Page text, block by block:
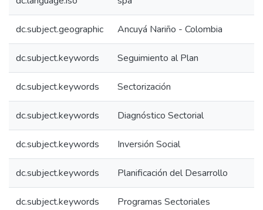
dc.subject.geographic Ancuyá Nariño - Colombia
dc.subject.keywords Seguimiento al Plan
dc.subject.keywords Sectorización
dc.subject.keywords Diagnóstico Sectorial
dc.subject.keywords Inversión Social
dc.subject.keywords Planificación del Desarrollo
dc.subject.keywords Programas Sectoriales